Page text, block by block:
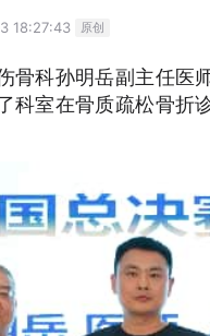
18:27:43 原创
骨科孙明岳副主任医
科室在骨质疏松骨折